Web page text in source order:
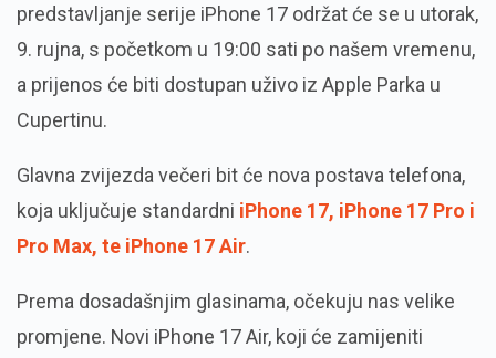
predstavljanje serije iPhone 17 održat će se u utorak,
9. rujna, s početkom u 19:00 sati po našem vremenu,
a prijenos će biti dostupan uživo iz Apple Parka u
Cupertinu.
Glavna zvijezda večeri bit će nova postava telefona,
koja uključuje standardni iPhone 17, iPhone 17 Pro i
Pro Max, te iPhone 17 Air.
Prema dosadašnjim glasinama, očekuju nas velike
promjene. Novi iPhone 17 Air, koji će zamijeniti